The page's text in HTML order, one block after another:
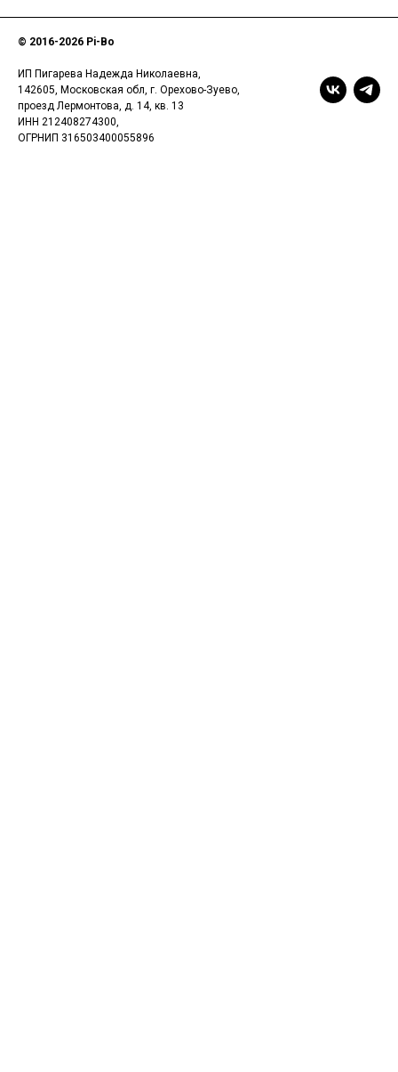
© 2016-2026 Pi-Bo
ИП Пигарева Надежда Николаевна,
142605, Московская обл, г. Орехово-Зуево,
проезд Лермонтова, д. 14, кв. 13
ИНН 212408274300,
ОГРНИП 316503400055896